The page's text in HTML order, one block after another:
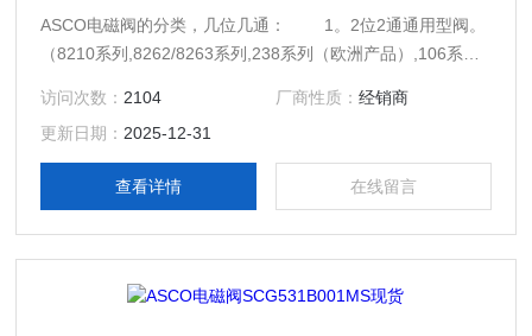
ASCO电磁阀的分类，几位几通： 1。2位2通通用型阀。
（8210系列,8262/8263系列,238系列（欧洲产品）,106系
列，E290系列，8315蒸汽系列。） 3。2位3通阀。
（8316系列，先导式;8320系列，直动式。） 4。2位4通
阀。（8342系列，直动式；8344系列，先导式;8345系列，
先导紧凑型。）
访问次数： 2104 厂商性质： 经销商
更新日期： 2025-12-31
查看详情 在线留言